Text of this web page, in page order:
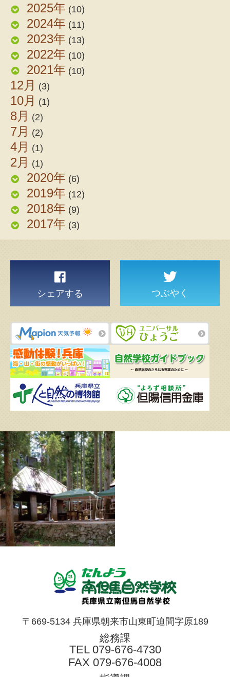
2025年 (10)
2024年 (11)
2023年 (13)
2022年 (10)
2021年 (10)
12月 (3)
10月 (1)
8月 (2)
7月 (2)
4月 (1)
2月 (1)
2020年 (6)
2019年 (12)
2018年 (9)
2017年 (3)
シェアする つぶやく
〒669-5134 兵庫県朝来市山東町迫間字原189
総務課
TEL 079-676-4730
FAX 079-676-4008